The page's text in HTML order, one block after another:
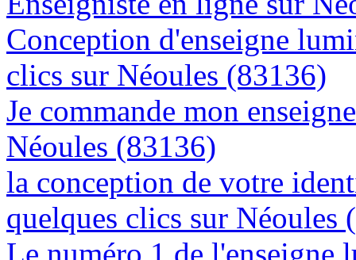
Conception d'enseigne
clics sur Néoules (83136)
Je commande mon
Néoules (83136)
la conception de votre
quelques clics sur Néoules
Le numéro 1 de l'enseigne